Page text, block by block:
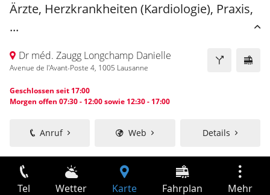
Ärzte, Herzkrankheiten (Kardiologie), Praxis,
...
Dr méd. Zaugg Longchamp Danielle
Avenue de l'Avant-Poste 4, 1005 Lausanne
Geschlossen seit 17:00
Morgen offen 07:30 - 12:00 sowie 12:30 - 17:00
Anruf Web Details
Tel Wetter Karte Fahrplan Mehr